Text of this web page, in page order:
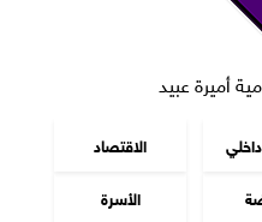
أميرة عبيد
الاقتصاد
الأسرة